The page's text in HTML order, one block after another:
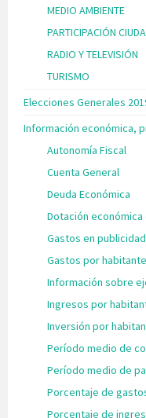
MEDIO AMBIENTE
PARTICIPACIÓN
RADIO Y TELEVISIÓN
TURISMO
Elecciones Generales
Información económica,
Autonomía Fiscal
Cuenta General
Deuda Económica
Dotación
Gastos en
Gastos por
Información sobre
Ingresos por
Inversión por
Período medio de
Período medio de
Porcentaje de
Porcentaje de